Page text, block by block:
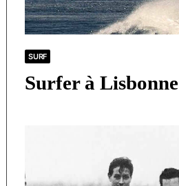
SURF
Surfer à Lisbonne